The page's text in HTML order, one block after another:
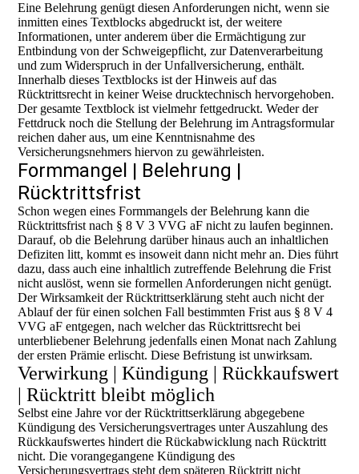
Eine Belehrung genügt diesen Anforderungen nicht, wenn sie
inmitten eines Textblocks abgedruckt ist, der weitere
Informationen, unter anderem über die Ermächtigung zur
Entbindung von der Schweigepflicht, zur Datenverarbeitung
und zum Widerspruch in der Unfallversicherung, enthält.
Innerhalb dieses Textblocks ist der Hinweis auf das
Rücktrittsrecht in keiner Weise drucktechnisch hervorgehoben.
Der gesamte Textblock ist vielmehr fettgedruckt. Weder der
Fettdruck noch die Stellung der Belehrung im Antragsformular
reichen daher aus, um eine Kenntnisnahme des
Versicherungsnehmers hiervon zu gewährleisten.
Formmangel | Belehrung |
Rücktrittsfrist
Schon wegen eines Formmangels der Belehrung kann die
Rücktrittsfrist nach § 8 V 3 VVG aF nicht zu laufen beginnen.
Darauf, ob die Belehrung darüber hinaus auch an inhaltlichen
Defiziten litt, kommt es insoweit dann nicht mehr an. Dies führt
dazu, dass auch eine inhaltlich zutreffende Belehrung die Frist
nicht auslöst, wenn sie formellen Anforderungen nicht genügt.
Der Wirksamkeit der Rücktrittserklärung steht auch nicht der
Ablauf der für einen solchen Fall bestimmten Frist aus § 8 V 4
VVG aF entgegen, nach welcher das Rücktrittsrecht bei
unterbliebener Belehrung jedenfalls einen Monat nach Zahlung
der ersten Prämie erlischt. Diese Befristung ist unwirksam.
Verwirkung | Kündigung | Rückkaufswert
| Rücktritt bleibt möglich
Selbst eine Jahre vor der Rücktrittserklärung abgegebene
Kündigung des Versicherungsvertrages unter Auszahlung des
Rückkaufswertes hindert die Rückabwicklung nach Rücktritt
nicht. Die vorangegangene Kündigung des
Versicherungsvertrags steht dem späteren Rücktritt nicht